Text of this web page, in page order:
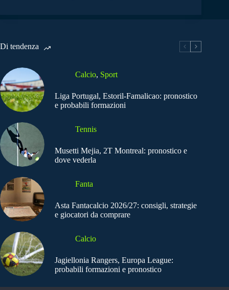
Di tendenza
Calcio, Sport
Liga Portugal, Estoril-Famalicao: pronostico
e probabili formazioni
Tennis
Musetti Mejia, 2T Montreal: pronostico e
dove vederla
Fanta
Asta Fantacalcio 2026/27: consigli, strategie
e giocatori da comprare
Calcio
Jagiellonia Rangers, Europa League:
probabili formazioni e pronostico